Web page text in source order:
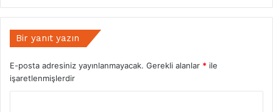
Bir yanıt yazın
E-posta adresiniz yayınlanmayacak. Gerekli alanlar * ile
işaretlenmişlerdir